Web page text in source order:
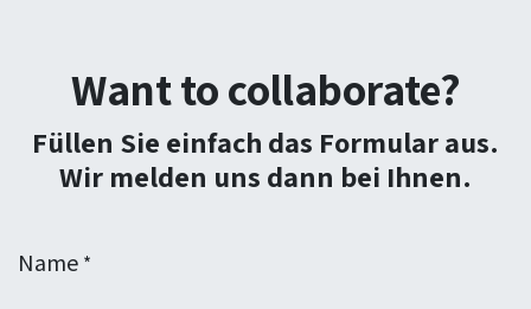
Want to collaborate?
Füllen Sie einfach das Formular aus.
Wir melden uns dann bei Ihnen.
Name *